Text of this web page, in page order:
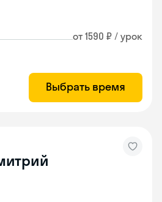
от 1590 ₽ / урок
Выбрать время